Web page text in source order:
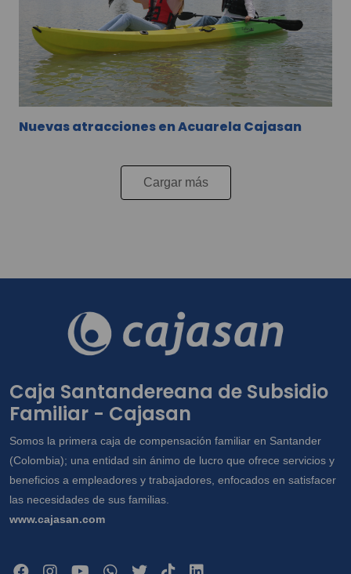
Nuevas atracciones en Acuarela Cajasan
Cargar más
Caja Santandereana de Subsidio
Familiar - Cajasan
Somos la primera caja de compensación familiar en Santander
(Colombia); una entidad sin ánimo de lucro que ofrece servicios y
beneficios a empleadores y trabajadores, enfocados en satisfacer
las necesidades de sus familias.
www.cajasan.com